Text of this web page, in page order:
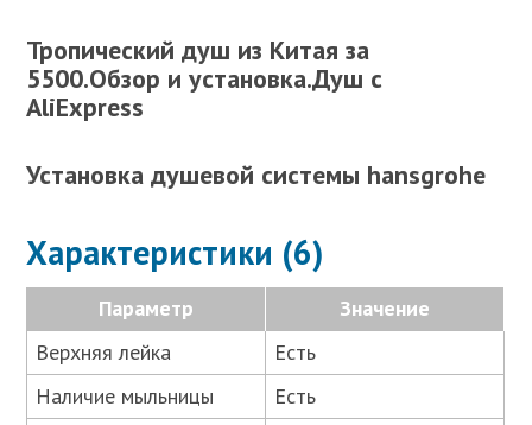
Тропический душ из Китая за
5500.Обзор и установка.Душ с
AliExpress
Установка душевой системы hansgrohe
Характеристики (6)
Параметр
Значение
Верхняя лейка
Есть
Наличие мыльницы
Есть